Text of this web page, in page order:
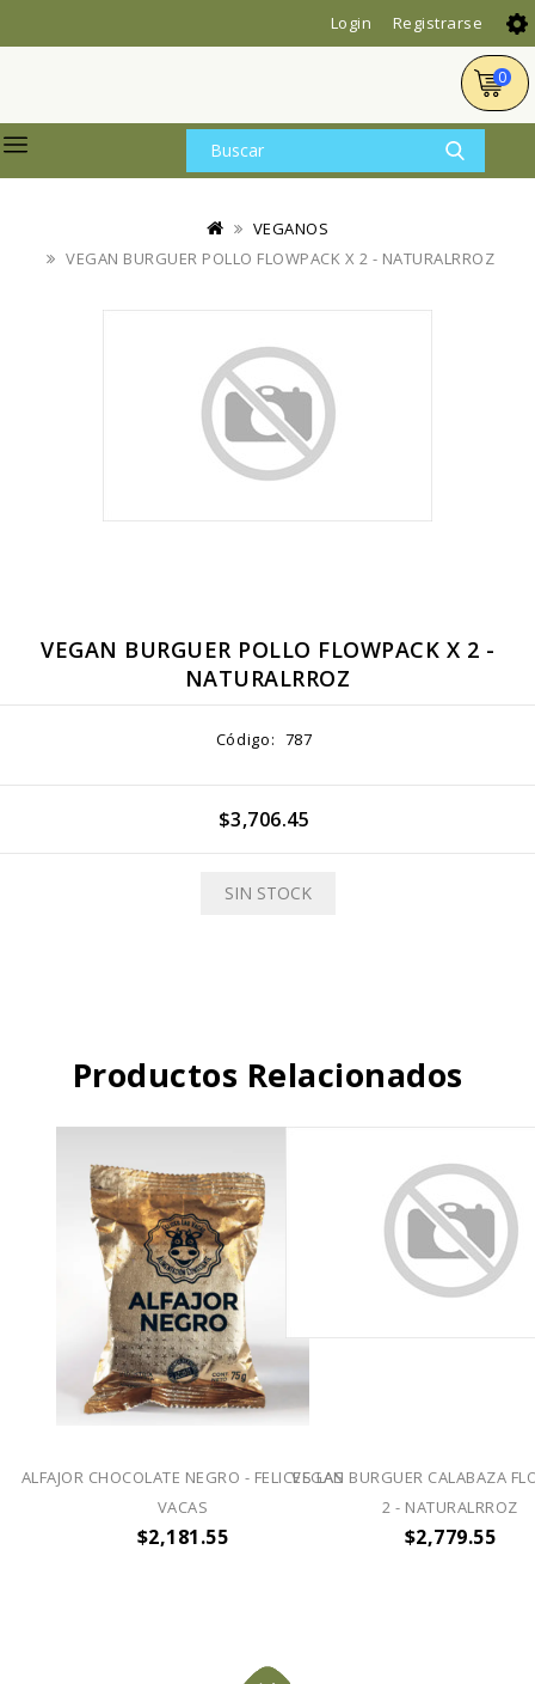
Login Registrarse
0
VEGANOS
VEGAN BURGUER POLLO FLOWPACK X 2 - NATURALRROZ
VEGAN BURGUER POLLO FLOWPACK X 2 -
NATURALRROZ
Código: 787
$3,706.45
SIN STOCK
Productos Relacionados
ALFAJOR CHOCOLATE NEGRO - FELICES LAS
VACAS
$2,181.55
VEGAN BURGUER CALABAZA
2 - NATURALRROZ
$2,779.55